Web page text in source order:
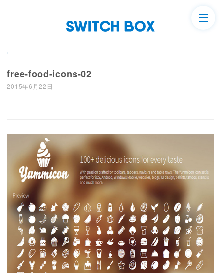
free-food-icons-02
2015年6月22日